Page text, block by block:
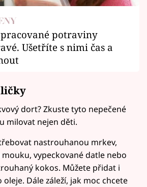
potraviny
Ušetříte s nimi čas a
dort? Zkuste tyto nepečené
milovat nejen děti.
nastrouhanou mrkev,
vypeckované datle nebo
kokos. Můžete přidat i
Dále záleží, jak moc chcete